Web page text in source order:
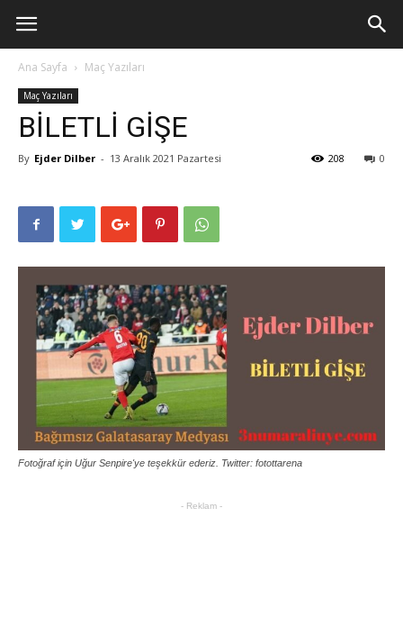
Ana Sayfa Maç Yazıları
Maç Yazıları
BİLETLİ GİŞE
By Ejder Dilber - 13 Aralık 2021 Pazartesi 0
208
Fotoğraf için Uğur Senpire'ye teşekkür ederiz. Twitter: fotottarena
- Reklam -